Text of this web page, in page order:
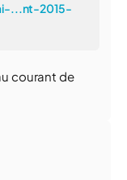
...nt-2015-
courant de